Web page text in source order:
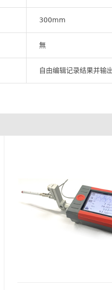
300mm
無
自由编辑记录结果并输